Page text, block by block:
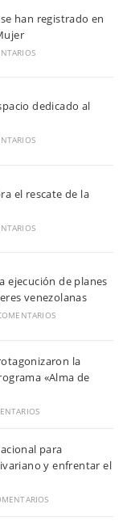
han registrado en
dedicado al
el rescate de la
ejecución de planes
venezolanas
la
«Alma de
para
y enfrentar el